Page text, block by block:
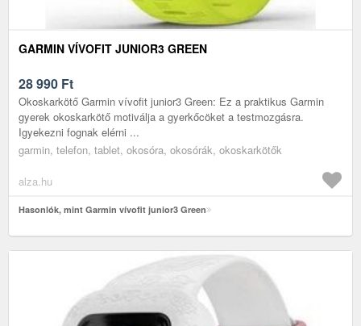
GARMIN VÍVOFIT JUNIOR3 GREEN
28 990 Ft
Okoskarkötő Garmin vívofit junior3 Green: Ez a praktikus Garmin
gyerek okoskarkötő motiválja a gyerkőcöket a testmozgásra.
Igyekezni fognak elérni ...
garmin, telefon, tablet, okosóra, okosórák, okoskarkötők
alza.hu
Hasonlók, mint Garmin vívofit junior3 Green